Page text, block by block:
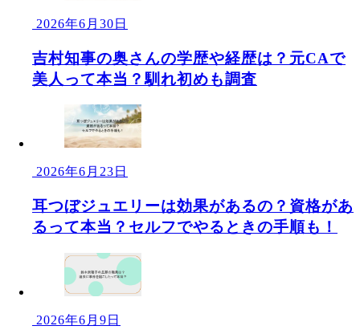
2026年6月30日
吉村知事の奥さんの学歴や経歴は？元CAで
美人って本当？馴れ初めも調査
2026年6月23日
耳つぼジュエリーは効果があるの？資格があ
るって本当？セルフでやるときの手順も！
2026年6月9日